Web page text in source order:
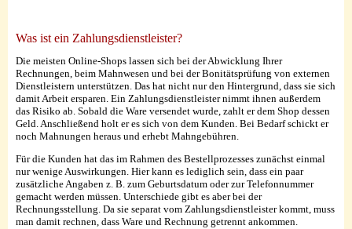
Was ist ein Zahlungsdienstleister?
Die meisten Online-Shops lassen sich bei der Abwicklung Ihrer
Rechnungen, beim Mahnwesen und bei der Bonitätsprüfung von externen
Dienstleistern unterstützen. Das hat nicht nur den Hintergrund, dass sie sich
damit Arbeit ersparen. Ein Zahlungsdienstleister nimmt ihnen außerdem
das Risiko ab. Sobald die Ware versendet wurde, zahlt er dem Shop dessen
Geld. Anschließend holt er es sich von dem Kunden. Bei Bedarf schickt er
noch Mahnungen heraus und erhebt Mahngebühren.
Für die Kunden hat das im Rahmen des Bestellprozesses zunächst einmal
nur wenige Auswirkungen. Hier kann es lediglich sein, dass ein paar
zusätzliche Angaben z. B. zum Geburtsdatum oder zur Telefonnummer
gemacht werden müssen. Unterschiede gibt es aber bei der
Rechnungsstellung. Da sie separat vom Zahlungsdienstleister kommt, muss
man damit rechnen, dass Ware und Rechnung getrennt ankommen.